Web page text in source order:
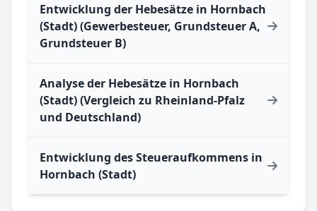
Entwicklung der Hebesätze in Hornbach
(Stadt) (Gewerbesteuer, Grundsteuer A,
Grundsteuer B)
Analyse der Hebesätze in Hornbach
(Stadt) (Vergleich zu Rheinland-Pfalz
und Deutschland)
Entwicklung des Steueraufkommens in
Hornbach (Stadt)